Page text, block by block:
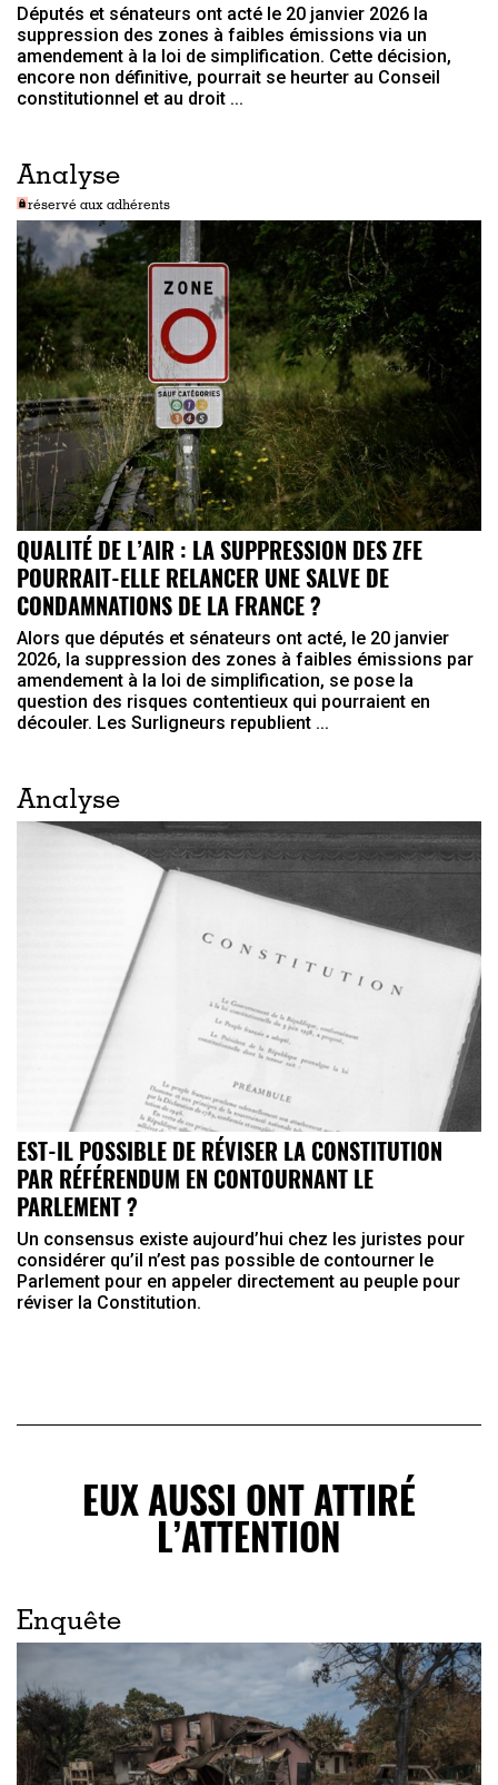
Députés et sénateurs ont acté le 20 janvier 2026 la
suppression des zones à faibles émissions via un
amendement à la loi de simplification. Cette décision,
encore non définitive, pourrait se heurter au Conseil
constitutionnel et au droit ...
Analyse
réservé aux adhérents
QUALITÉ DE L’AIR : LA SUPPRESSION DES ZFE
POURRAIT-ELLE RELANCER UNE SALVE DE
CONDAMNATIONS DE LA FRANCE ?
Alors que députés et sénateurs ont acté, le 20 janvier
2026, la suppression des zones à faibles émissions par
amendement à la loi de simplification, se pose la
question des risques contentieux qui pourraient en
découler. Les Surligneurs republient ...
Analyse
EST-IL POSSIBLE DE RÉVISER LA CONSTITUTION
PAR RÉFÉRENDUM EN CONTOURNANT LE
PARLEMENT ?
Un consensus existe aujourd’hui chez les juristes pour
considérer qu’il n’est pas possible de contourner le
Parlement pour en appeler directement au peuple pour
réviser la Constitution.
EUX AUSSI ONT ATTIRÉ
L’ATTENTION
Enquête